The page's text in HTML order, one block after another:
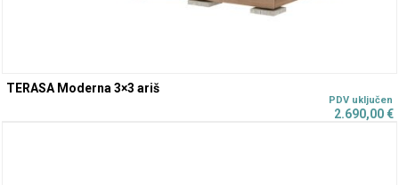
TERASA Moderna 3×3 ariš
2.690,00€